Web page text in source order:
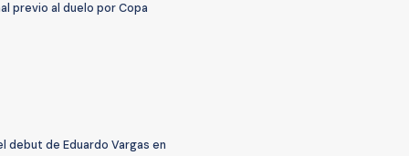
previo al duelo por Copa
debut de Eduardo Vargas en